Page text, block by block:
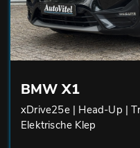
BMW X1
xDrive25e | Head-Up |
Elektrische Klep